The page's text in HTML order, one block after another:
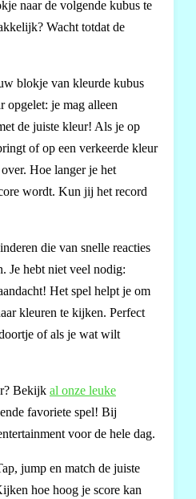
naar de volgende kubus te
Wacht totdat de
blokje van kleurde kubus
opgelet: je mag alleen
de juiste kleur! Als je op
of op een verkeerde kleur
Hoe langer je het
wordt. Kun jij het record
die van snelle reacties
Je hebt niet veel nodig:
Het spel helpt je om
kleuren te kijken. Perfect
of als je wat wilt
Bekijk al onze leuke
favoriete spel! Bij
voor de hele dag.
jump en match de juiste
hoe hoog je score kan